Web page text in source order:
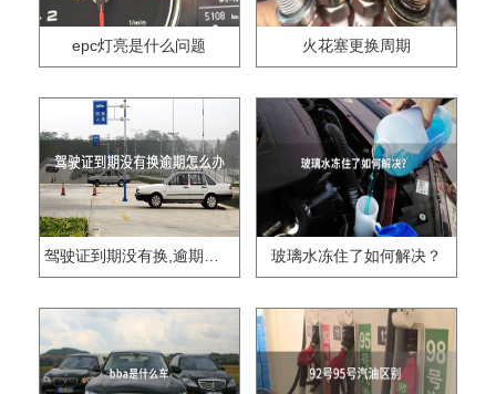
epc灯亮是什么问题 火花塞更换周期
驾驶证到期没有换,逾期怎么办?? 玻璃水冻住了如何解决？